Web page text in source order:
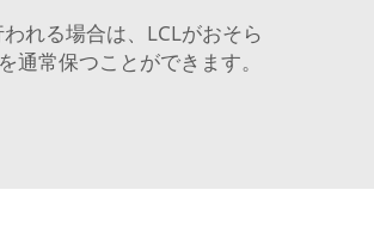
れる場合は、LCLがおそら
常保つことができます。